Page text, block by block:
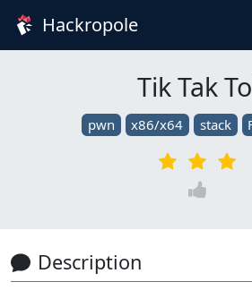
Hackropole
Tik Tak
pwn x86/x64 stack
Description